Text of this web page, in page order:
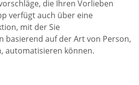
die Ihren Vorlieben
verfügt auch über eine
mit der Sie
basierend auf der Art von Person,
automatisieren können.